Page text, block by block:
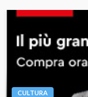
CULTURA